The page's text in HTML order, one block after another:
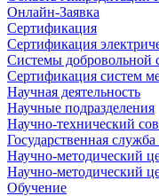
Онлайн-Заявка
Сертификация
Сертификация
Системы добровольной
Сертификация систем
Научная деятельность
Научные подразделения
Научно-технический
Государственная
Научно-методический
Научно-методический
Обучение